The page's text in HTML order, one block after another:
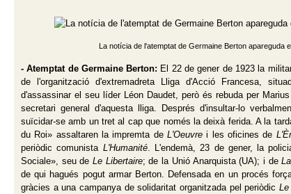
La notícia de l'atemptat de Germaine Berton apareguda
- Atemptat de Germaine Berton: El 22 de gener de 1923 la
de l'organització d'extremadreta Lliga d'Acció Francesa,
d'assassinar el seu líder Léon Daudet, però és rebuda per
secretari general d'aquesta lliga. Després d'insultar-lo
suïcidar-se amb un tret al cap que només la deixà ferida. A la
du Roi» assaltaren la impremta deL'Oeuvre i les oficines de
periòdic comunista L'Humanité. L'endemà, 23 de gener, la
Sociale», seu deLe Libertaire; de la Unió Anarquista (UA); i de
de qui hagués pogut armar Berton. Defensada en un procés
gràcies a una campanya de solidaritat organitzada pel periòdic Le